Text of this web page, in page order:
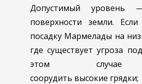
Допустимый
поверхности земли. Если
посадку Мармелады на
где существует угроза
этом случае
соорудить высокие грядки;